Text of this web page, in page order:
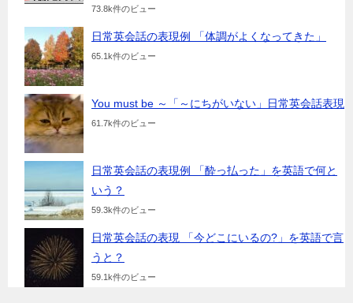
73.8k件のビュー
日常英会話の表現例 「体調がよくなってきた」
65.1k件のビュー
You must be ～「～にちがいない」日常英会話表現
61.7k件のビュー
日常英会話の表現例 「酔っ払った」を英語で何と
いう？
59.3k件のビュー
日常英会話の表現 「今どこにいるの?」を英語で言
うと？
59.1k件のビュー